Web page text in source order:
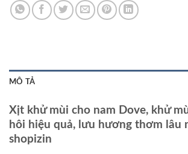
MÔ TẢ
Xịt khử mùi cho nam Dove, khử
hôi hiệu quả, lưu hương thơm lâu
shopizin